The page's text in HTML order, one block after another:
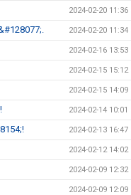
2024-02-20 11:36
2024-02-20 11:34
2024-02-16 13:53
2024-02-15 15:12
2024-02-15 14:09
2024-02-14 10:01
2024-02-13 16:47
2024-02-12 14:02
2024-02-09 12:32
2024-02-09 12:09